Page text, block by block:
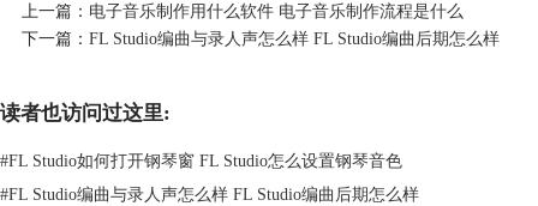
上一篇： 电子音乐制作用什么软件 电子音乐制作流程是什么
下一篇： FL Studio编曲与录人声怎么样 FL Studio编曲后期怎么样
读者也访问过这里:
#FL Studio如何打开钢琴窗 FL Studio怎么设置钢琴音色
#FL Studio编曲与录人声怎么样 FL Studio编曲后期怎么样